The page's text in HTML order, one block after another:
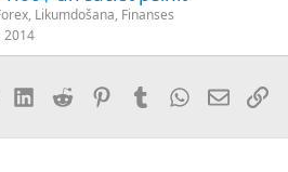
Likumdošana, Finanses
2014
LinkedInReddit PinterestTumblrWhatsApp
E-pasts